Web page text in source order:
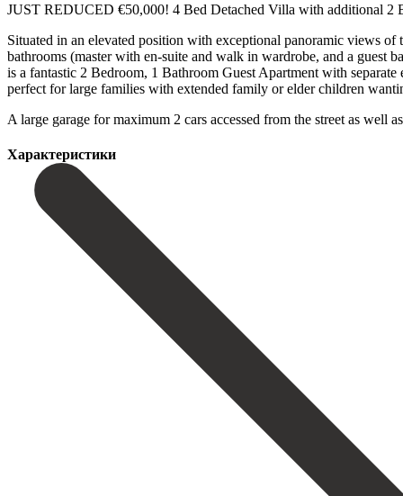
JUST REDUCED €50,000! 4 Bed Detached Villa with additional 2
Situated in an elevated position with exceptional panoramic views of
bathrooms (master with en-suite and walk in wardrobe, and a guest
is a fantastic 2 Bedroom, 1 Bathroom Guest Apartment with
perfect for large families with extended family or elder children
A large ‌garage ‌for ‌maximum ‌2 cars ‌accessed from ‌the street as
Характеристики